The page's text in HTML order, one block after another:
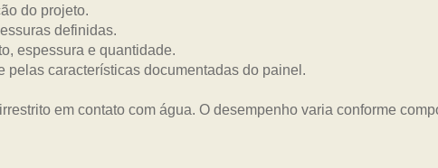
do projeto.
definidas.
espessura e quantidade.
características documentadas do painel.
em contato com água. O desempenho varia conforme